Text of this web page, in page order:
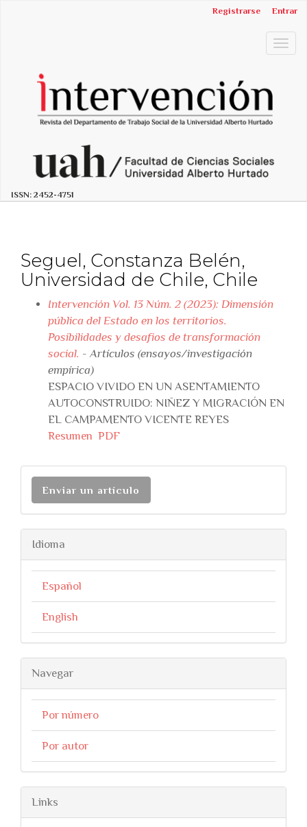
##plugins.themes.bootstrap3.accessible_menu.label##
Registrarse Entrar
ISSN: 2452-4751
Seguel, Constanza Belén,
Universidad de Chile, Chile
Intervención Vol. 13 Núm. 2 (2023): Dimensión
pública del Estado en los territorios.
Posibilidades y desafios de transformación
social. - Artículos (ensayos/investigación
empírica)
ESPACIO VIVIDO EN UN ASENTAMIENTO
AUTOCONSTRUIDO: NIÑEZ Y MIGRACIÓN EN
EL CAMPAMENTO VICENTE REYES
Resumen PDF
Enviar un artículo
Idioma
Español
English
Navegar
Por número
Por autor
Links